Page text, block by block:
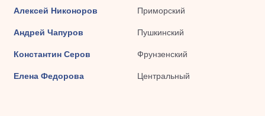
Алексей Никоноров Приморский
Андрей Чапуров Пушкинский
Константин Серов Фрунзенский
Елена Федорова Центральный